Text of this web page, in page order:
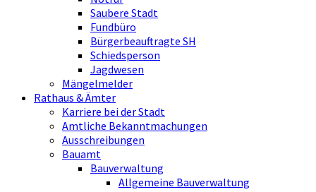
Saubere Stadt
Fundbüro
Bürgerbeauftragte SH
Schiedsperson
Jagdwesen
Mängelmelder
Rathaus & Ämter
Karriere bei der Stadt
Amtliche Bekanntmachungen
Ausschreibungen
Bauamt
Bauverwaltung
Allgemeine Bauverwaltung